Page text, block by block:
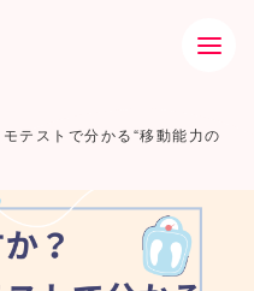
テストで分かる“移動能力の